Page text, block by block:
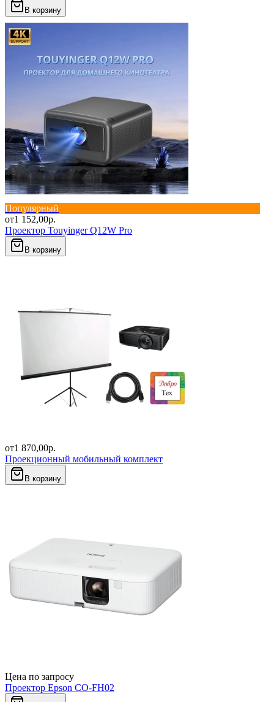
В корзину
Популярный
от1 152,00р.
Проектор Touyinger Q12W Pro
В корзину
от1 870,00р.
Проекционный мобильный комплект
В корзину
Цена по запросу
Проектор Epson CO-FH02